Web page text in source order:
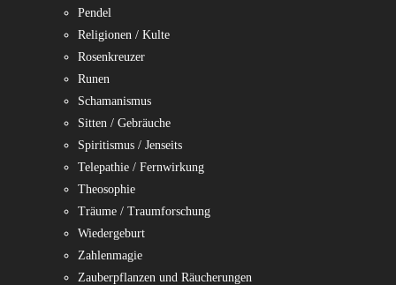
Pendel
Religionen / Kulte
Rosenkreuzer
Runen
Schamanismus
Sitten / Gebräuche
Spiritismus / Jenseits
Telepathie / Fernwirkung
Theosophie
Träume / Traumforschung
Wiedergeburt
Zahlenmagie
Zauberpflanzen und Räucherungen